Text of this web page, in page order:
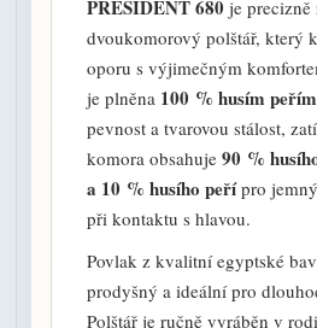
PRESIDENT 680 je precizně
dvoukomorový polštář, který
oporu s výjimečným
je plněna 100 % husím peřím
pevnost a tvarovou stálost,
komora obsahuje 90 %
a 10 % husího peřípro
při kontaktu s hlavou.
Povlak z kvalitní egyptské
prodyšný a ideální pro
Polštář je ručně vyráběn v